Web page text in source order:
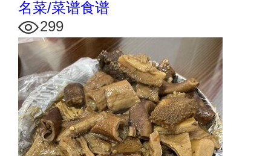
名菜/菜谱食谱
299